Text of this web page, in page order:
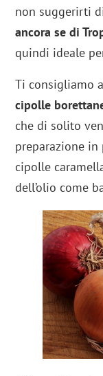
non suggerirti
ancora se di
quindi ideale
Ti consigliamo
cipolle
che di solito
preparazione
cipolle
dell’olio come